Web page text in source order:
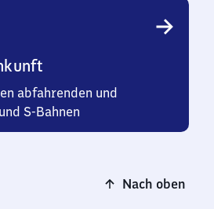
abfahrenden und
S-Bahnen
Nach oben